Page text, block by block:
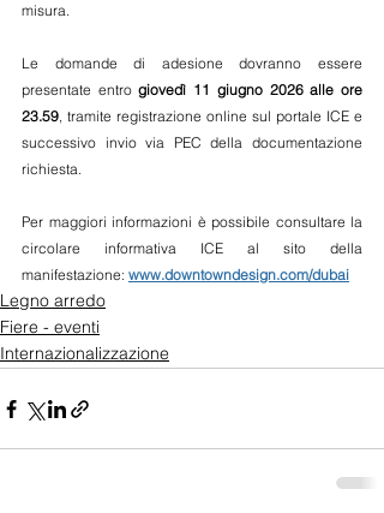
misura.
Le domande di adesione dovranno essere
presentate entro giovedì 11 giugno 2026 alle ore
23.59, tramite registrazione online sul portale ICE e
successivo invio via PEC della documentazione
richiesta.
Per maggiori informazioni è possibile consultare la
circolare informativa ICE al sito della
manifestazione: www.downtowndesign.com/dubai
Legno arredo
Fiere - eventi
Internazionalizzazione